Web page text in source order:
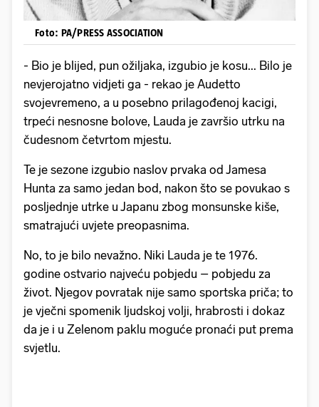
Foto: PA/PRESS ASSOCIATION
- Bio je blijed, pun ožiljaka, izgubio je kosu... Bilo je
nevjerojatno vidjeti ga - rekao je Audetto
svojevremeno, a u posebno prilagođenoj kacigi,
trpeći nesnosne bolove, Lauda je završio utrku na
čudesnom četvrtom mjestu.
Te je sezone izgubio naslov prvaka od Jamesa
Hunta za samo jedan bod, nakon što se povukao s
posljednje utrke u Japanu zbog monsunske kiše,
smatrajući uvjete preopasnima.
No, to je bilo nevažno. Niki Lauda je te 1976.
godine ostvario najveću pobjedu – pobjedu za
život. Njegov povratak nije samo sportska priča; to
je vječni spomenik ljudskoj volji, hrabrosti i dokaz
da je i u Zelenom paklu moguće pronaći put prema
svjetlu.